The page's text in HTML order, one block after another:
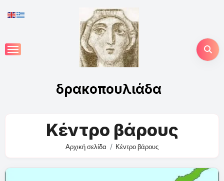
to
δρακοπουλιάδα
Κέντρο βάρους
Αρχική σελίδα Κέντρο βάρους